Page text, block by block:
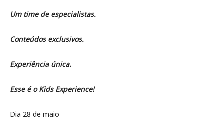
Um time de especialistas.
Conteúdos exclusivos.
Experiência única.
Esse é o Kids Experience!
Dia 28 de maio